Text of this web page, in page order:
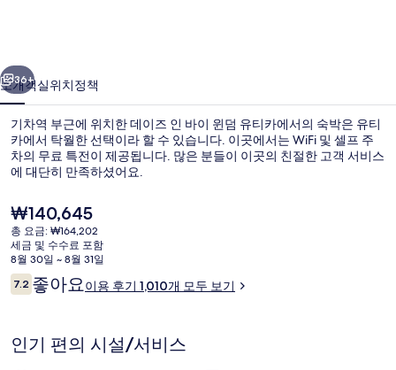
덤
유
티
카
사
진
갤
리
36+
소개객실위치정책
기차역 부근에 위치한 데이즈 인 바이 윈덤 유티카에서의 숙박은 유티
카에서 탁월한 선택이라 할 수 있습니다. 이곳에서는 WiFi 및 셀프 주
차의 무료 특전이 제공됩니다. 많은 분들이 이곳의 친절한 고객 서비스
에 대단히 만족하셨어요.
현
재
가
격
은
₩140,645
₩140,645
총 요금: ₩164,202
세금 및 수수료 포함
8월 30일 ~ 8월 31일
이
용
기
7.210점 만점 중 7.2점.
좋아요이용 후기 1,010개 모두 보기
인기 편의 시설/서비스